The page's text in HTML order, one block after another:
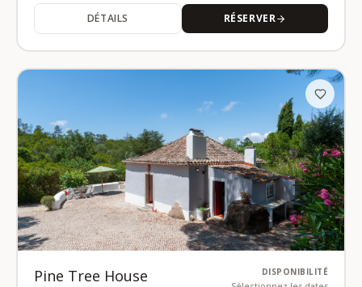
DÉTAILS RÉSERVER
Pine Tree House DISPONIBILITÉ